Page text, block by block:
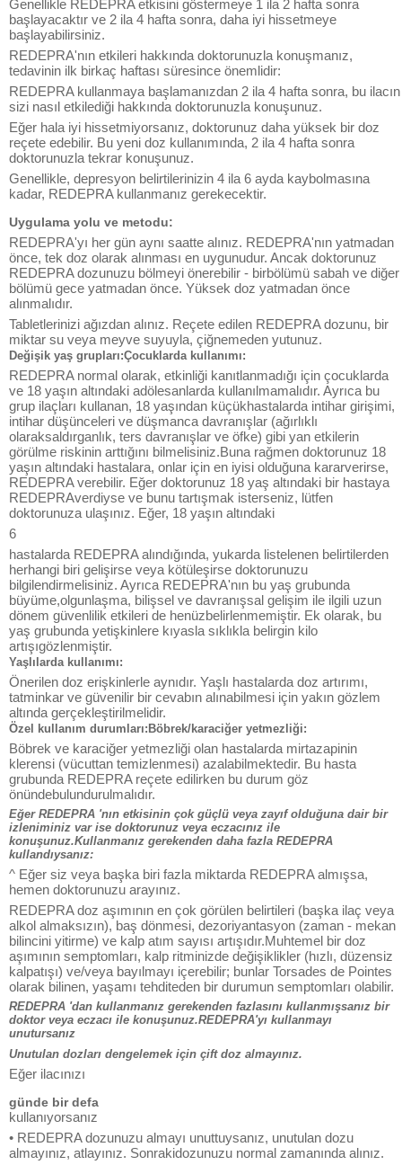
Genellikle REDEPRA etkisini göstermeye 1 ila 2 hafta sonra
başlayacaktır ve 2 ila 4 hafta sonra, daha iyi hissetmeye
başlayabilirsiniz.
REDEPRA'nın etkileri hakkında doktorunuzla konuşmanız,
tedavinin ilk birkaç haftası süresince önemlidir:
REDEPRA kullanmaya başlamanızdan 2 ila 4 hafta sonra, bu ilacın
sizi nasıl etkilediği hakkında doktorunuzla konuşunuz.
Eğer hala iyi hissetmiyorsanız, doktorunuz daha yüksek bir doz
reçete edebilir. Bu yeni doz kullanımında, 2 ila 4 hafta sonra
doktorunuzla tekrar konuşunuz.
Genellikle, depresyon belirtilerinizin 4 ila 6 ayda kaybolmasına
kadar, REDEPRA kullanmanız gerekecektir.
Uygulama yolu ve metodu:
REDEPRA'yı her gün aynı saatte alınız. REDEPRA'nın yatmadan
önce, tek doz olarak alınması en uygunudur. Ancak doktorunuz
REDEPRA dozunuzu bölmeyi önerebilir - birbölümü sabah ve diğer
bölümü gece yatmadan önce. Yüksek doz yatmadan önce
alınmalıdır.
Tabletlerinizi ağızdan alınız. Reçete edilen REDEPRA dozunu, bir
miktar su veya meyve suyuyla, çiğnemeden yutunuz.
Değişik yaş grupları:Çocuklarda kullanımı:
REDEPRA normal olarak, etkinliği kanıtlanmadığı için çocuklarda
ve 18 yaşın altındaki adölesanlarda kullanılmamalıdır. Ayrıca bu
grup ilaçları kullanan, 18 yaşından küçükhastalarda intihar girişimi,
intihar düşünceleri ve düşmanca davranışlar (ağırlıklı
olaraksaldırganlık, ters davranışlar ve öfke) gibi yan etkilerin
görülme riskinin arttığını bilmelisiniz.Buna rağmen doktorunuz 18
yaşın altındaki hastalara, onlar için en iyisi olduğuna kararverirse,
REDEPRA verebilir. Eğer doktorunuz 18 yaş altındaki bir hastaya
REDEPRAverdiyse ve bunu tartışmak isterseniz, lütfen
doktorunuza ulaşınız. Eğer, 18 yaşın altındaki
6
hastalarda REDEPRA alındığında, yukarda listelenen belirtilerden
herhangi biri gelişirse veya kötüleşirse doktorunuzu
bilgilendirmelisiniz. Ayrıca REDEPRA'nın bu yaş grubunda
büyüme,olgunlaşma, bilişsel ve davranışsal gelişim ile ilgili uzun
dönem güvenlilik etkileri de henüzbelirlenmemiştir. Ek olarak, bu
yaş grubunda yetişkinlere kıyasla sıklıkla belirgin kilo
artışıgözlenmiştir.
Yaşlılarda kullanımı:
Önerilen doz erişkinlerle aynıdır. Yaşlı hastalarda doz artırımı,
tatminkar ve güvenilir bir cevabın alınabilmesi için yakın gözlem
altında gerçekleştirilmelidir.
Özel kullanım durumları:Böbrek/karaciğer yetmezliği:
Böbrek ve karaciğer yetmezliği olan hastalarda mirtazapinin
klerensi (vücuttan temizlenmesi) azalabilmektedir. Bu hasta
grubunda REDEPRA reçete edilirken bu durum göz
önündebulundurulmalıdır.
Eğer REDEPRA 'nın etkisinin çok güçlü veya zayıf olduğuna dair bir
izleniminiz var ise doktorunuz veya eczacınız ile
konuşunuz.Kullanmanız gerekenden daha fazla REDEPRA
kullandıysanız:
^ Eğer siz veya başka biri fazla miktarda REDEPRA almışsa,
hemen doktorunuzu arayınız.
REDEPRA doz aşımının en çok görülen belirtileri (başka ilaç veya
alkol almaksızın), baş dönmesi, dezoriyantasyon (zaman - mekan
bilincini yitirme) ve kalp atım sayısı artışıdır.Muhtemel bir doz
aşımının semptomları, kalp ritminizde değişiklikler (hızlı, düzensiz
kalpatışı) ve/veya bayılmayı içerebilir; bunlar Torsades de Pointes
olarak bilinen, yaşamı tehditeden bir durumun semptomları olabilir.
REDEPRA 'dan kullanmanız gerekenden fazlasını kullanmışsanız bir
doktor veya eczacı ile konuşunuz.REDEPRA'yı kullanmayı
unutursanız
Unutulan dozları dengelemek için çift doz almayınız.
Eğer ilacınızı
günde bir defa
kullanıyorsanız
• REDEPRA dozunuzu almayı unuttuysanız, unutulan dozu
almayınız, atlayınız. Sonrakidozunuzu normal zamanında alınız.